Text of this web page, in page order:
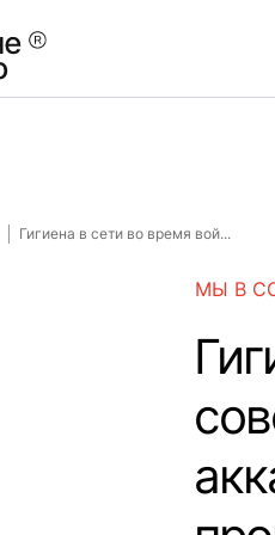
Гигиена в сети во время вой...
МЫ В